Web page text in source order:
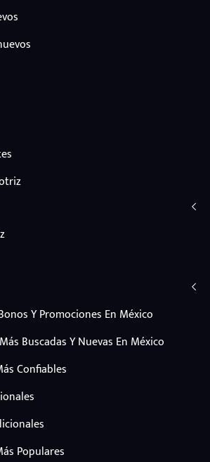
Y Promociones En México
Buscadas Y Nuevas En México
Confiables
Populares